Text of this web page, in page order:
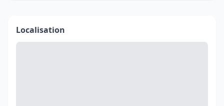
Localisation